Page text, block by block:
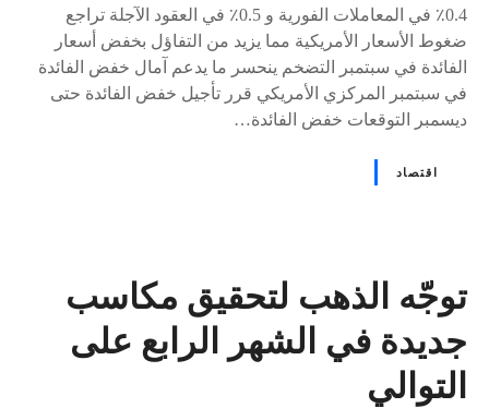
0.4٪ في المعاملات الفورية و 0.5٪ في العقود الآجلة تراجع
ضغوط الأسعار الأمريكية مما يزيد من التفاؤل بخفض أسعار
الفائدة في سبتمبر التضخم ينحسر ما يدعم آمال خفض الفائدة
في سبتمبر المركزي الأمريكي قرر تأجيل خفض الفائدة حتى
ديسمبر التوقعات خفض الفائدة…
اقتصاد
توجّه الذهب لتحقيق مكاسب
جديدة في الشهر الرابع على
التوالي